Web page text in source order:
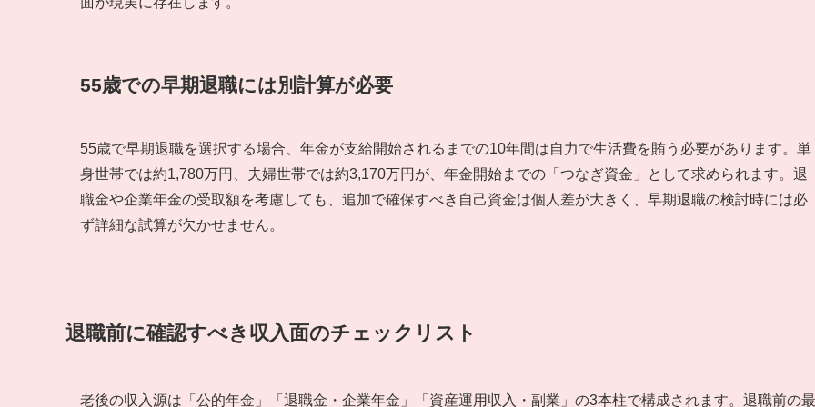
55歳での早期退職には別計算が必要
55歳で早期退職を選択する場合、年金が支給開始されるまでの10年間は自力で生活費を賄う必要があります。単
身世帯では約1,780万円、夫婦世帯では約3,170万円が、年金開始までの「つなぎ資金」として求められます。退
職金や企業年金の受取額を考慮しても、追加で確保すべき自己資金は個人差が大きく、早期退職の検討時には必
ず詳細な試算が欠かせません。
退職前に確認すべき収入面のチェックリスト
老後の収入源は「公的年金」「退職金・企業年金」「資産運用収入・副業」の3本柱で構成されます。退職前の最